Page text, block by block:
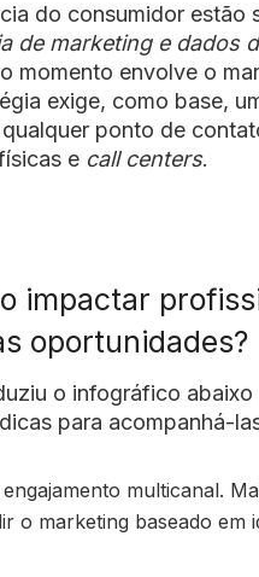
do consumidor estão
de marketing e dados
momento envolve o
exige, como base,
ponto de
e call centers.
impactar
oportunidades?
o infográfico
para acompanhá-
multicanal.
o marketing baseado em